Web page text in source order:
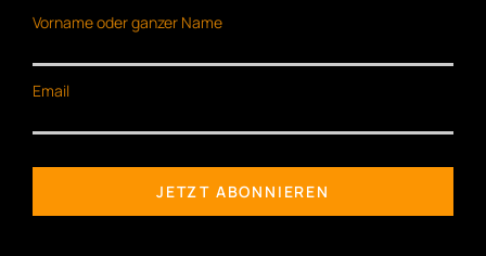
Vorname oder ganzer Name
Email